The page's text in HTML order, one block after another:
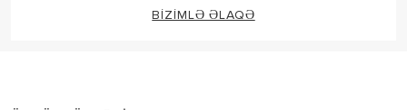
BİZİMLƏ ƏLAQƏ